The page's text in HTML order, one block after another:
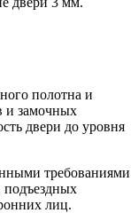
полотна и
и замочных
двери до уровня
требованиями
подъездных
лиц.